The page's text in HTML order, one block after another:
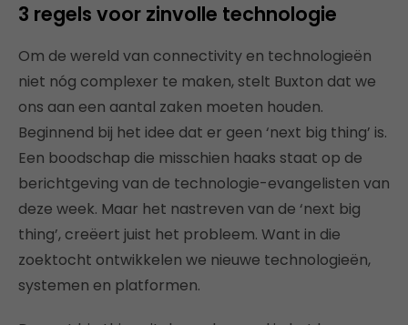
3 regels voor zinvolle technologie
Om de wereld van connectivity en technologieën
niet nóg complexer te maken, stelt Buxton dat we
ons aan een aantal zaken moeten houden.
Beginnend bij het idee dat er geen ‘next big thing’ is.
Een boodschap die misschien haaks staat op de
berichtgeving van de technologie-evangelisten van
deze week. Maar het nastreven van de ‘next big
thing’, creëert juist het probleem. Want in die
zoektocht ontwikkelen we nieuwe technologieën,
systemen en platformen.